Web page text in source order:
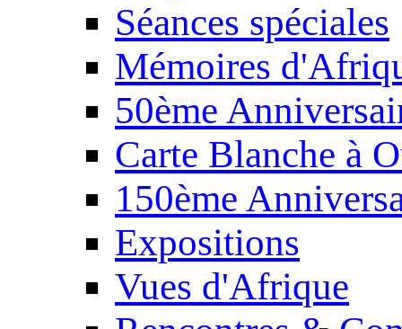
Séances spéciales
Mémoires
50ème
Carte Blanche à
150ème
Expositions
Vues d'Afrique